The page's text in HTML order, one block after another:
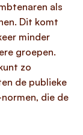
als
Dit komt
minder
groepen.
zo
de publieke
die de